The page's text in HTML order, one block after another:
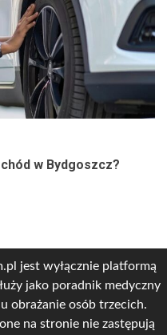
w Bydgoszcz?
jest wyłącznie platformą
jako poradnik medyczny
obrażanie osób trzecich.
na stronie nie zastępują